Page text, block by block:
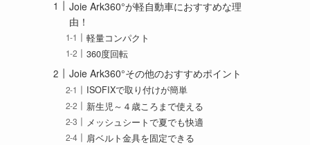
Joie Ark360°が軽自動車におすすめな理
由！
軽量コンパクト
360度回転
Joie Ark360°その他のおすすめポイント
ISOFIXで取り付けが簡単
新生児～４歳ころまで使える
メッシュシートで夏でも快適
肩ベルト金具を固定できる